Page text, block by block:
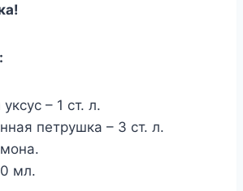
– 1 ст. л.
петрушка – 3 ст. л.
мл.